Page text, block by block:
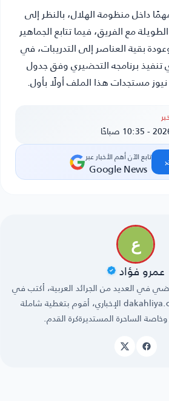
داخل منظومة الهلال، بالنظر إلى
مع الفريق، فيما تتابع الجماهير
بقية العناصر إلى التدريبات، في
برنامجه التحضيري وفق جدول
مستجدات هذا الملف أولًا بأول.
تابع الآن أهم الأخبار عبر
Google News ‹
عمرو فؤاد
في العديد من الجرائد العربية، أكتب في
موقع الدقهلية نيوز dakahliya.com الإخباري، أقوم بتغطية شاملة
الساحرة المستديرةكرة القدم.